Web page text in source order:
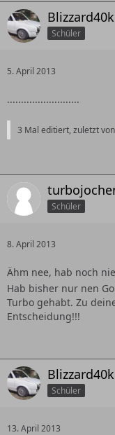
Blizzard40k
Schüler
5. April 2013
..........................
3 Mal editiert, zuletzt von
Schüler
8. April 2013
Ähm nee, hab noch
Hab bisher nur nen
Turbo gehabt. Zu
Entscheidung!!!
Blizzard40k
Schüler
13. April 2013